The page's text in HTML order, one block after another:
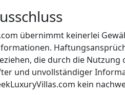
übernimmt keinerlei
die durch die
und unvollständiger
kein